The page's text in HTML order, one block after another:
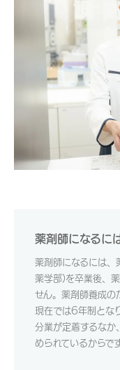
薬剤師になるに
薬剤師になるには、
薬学部)を卒業後、
せん。薬剤師養成の
現在では6年制とな
分業が定着するなか
められているからです